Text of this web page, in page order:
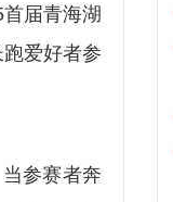
届青海湖
爱好者参
参赛者奔